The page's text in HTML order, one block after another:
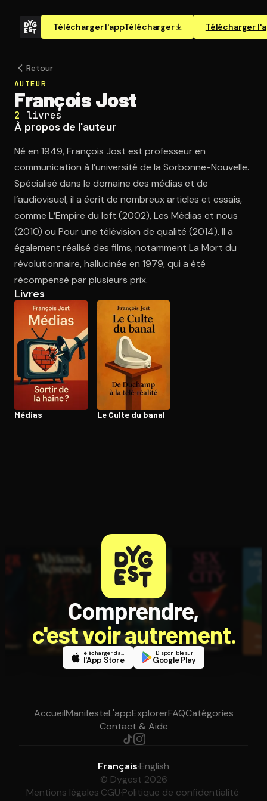
Télécharger l'appTélécharger Télécharger
Ouvre l'app Appareil photo, pointe sur le code. C'est gratuit à
Retour
AUTEUR
François Jost
2 livres
À propos de l'auteur
Né en 1949, François Jost est professeur en
communication à l’université de la Sorbonne-Nouvelle.
Spécialisé dans le domaine des médias et de
l’audiovisuel, il a écrit de nombreux articles et essais,
comme L’Empire du loft (2002), Les Médias et nous
(2010) ou Pour une télévision de qualité (2014). Il a
également réalisé des films, notamment La Mort du
révolutionnaire, hallucinée en 1979, qui a été
récompensé par plusieurs prix.
Livres
Médias Le Culte du banal
Comprendre,
c'est voir autrement.
Télécharger dans
l'App Store
Disponible sur
Google Play
AccueilManifesteL'appExplorerFAQCatégories
Contact & Aide
Français·English
© Dygest 2026
Mentions légales·CGU·Politique de confidentialité·